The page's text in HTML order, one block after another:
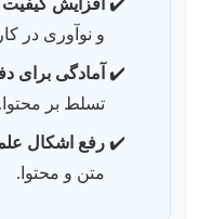
افزایش
و نوآوری در
آمادگی برای
تسلط بر محتوا.
رفع اشکال
متن و محتوا.